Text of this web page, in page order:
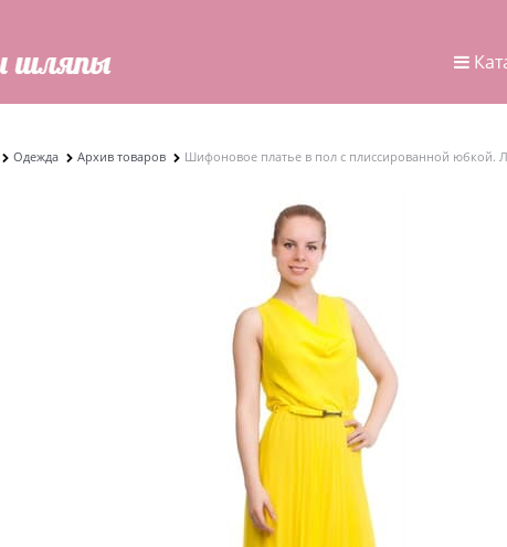
Одежда Архив товаров Шифоновое платье в пол с плиссированной юбкой.